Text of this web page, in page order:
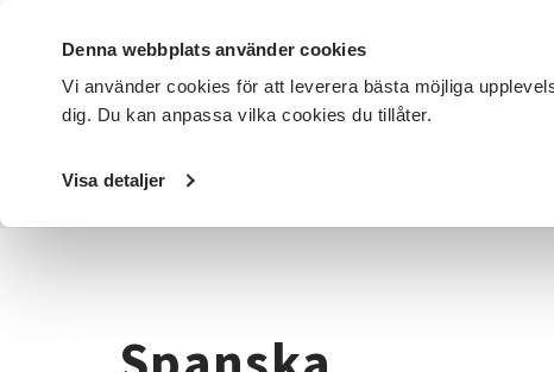
Denna webbplats använder cookies
Vi använder cookies för att leverera bästa möjliga
dig. Du kan anpassa vilka cookies du tillåter.
Visa detaljer
DET HÄR GÖR VI FÖR DIG SOM SÖK KURSER OCH
Startsida / Kurser och evenemang